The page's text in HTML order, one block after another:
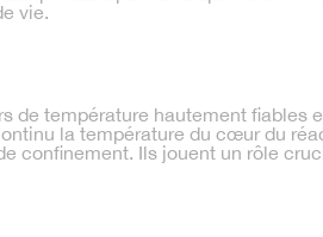
vie.
de température hautement fiables
la température du cœur du
confinement. Ils jouent un rôle